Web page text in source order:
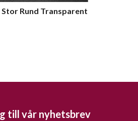
Rund Transparent
till vår nyhetsbrev